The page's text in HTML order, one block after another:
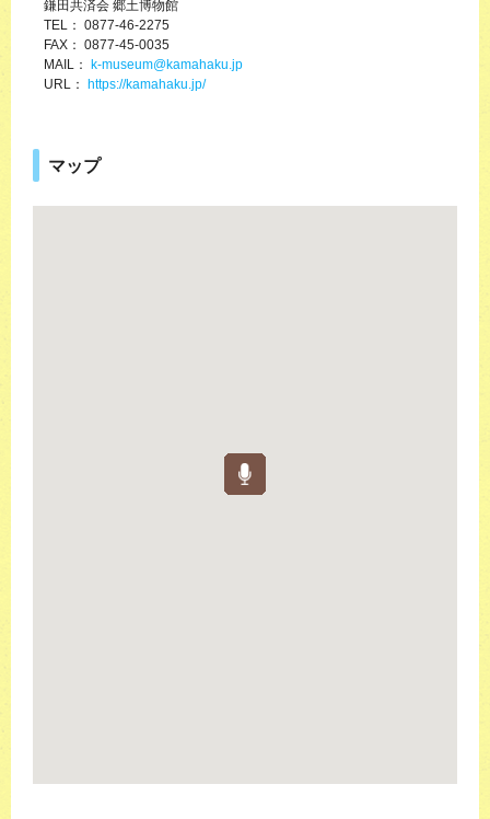
鎌田共済会 郷土博物館
TEL： 0877-46-2275
FAX： 0877-45-0035
MAIL： k-museum@kamahaku.jp
URL： https://kamahaku.jp/
マップ